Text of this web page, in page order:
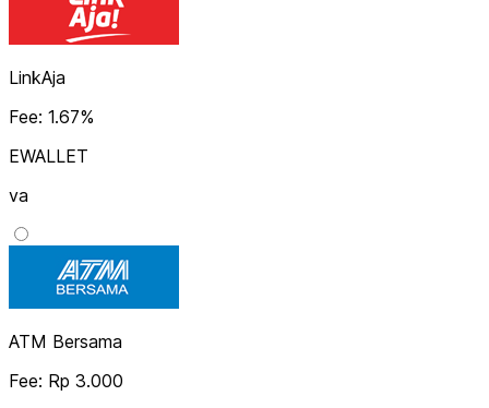
LinkAja
Fee: 1.67%
EWALLET
va
ATM Bersama
Fee: Rp 3.000